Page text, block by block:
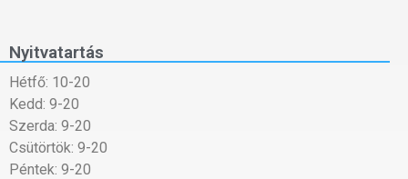
Nyitvatartás
Hétfő: 10-20
Kedd: 9-20
Szerda: 9-20
Csütörtök: 9-20
Péntek: 9-20